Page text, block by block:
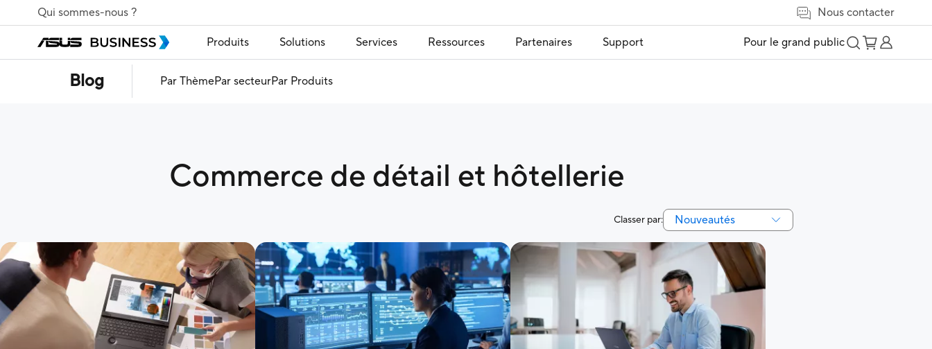
Qui sommes-nous ? Nous contacter
Produits Solutions Services Ressources Partenaires Support Pour le grand public
Blog Par ThèmePar secteurPar Produits
Commerce de détail et hôtellerie
Classer par: Nouveautés